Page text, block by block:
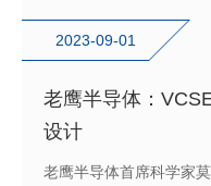
2023-09-01
老鹰半导体：
设计
老鹰半导体首席科学家